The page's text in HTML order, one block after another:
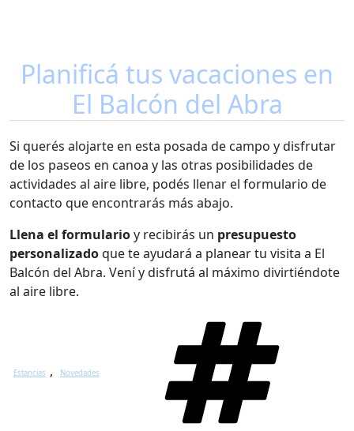
Planificá tus vacaciones en
El Balcón del Abra
Si querés alojarte en esta posada de campo y disfrutar
de los paseos en canoa y las otras posibilidades de
actividades al aire libre, podés llenar el formulario de
contacto que encontrarás más abajo.
Llena el formularioy recibirás un presupuesto
personalizadoque te ayudará a planear tu visita a El
Balcón del Abra. Vení y disfrutá al máximo divirtiéndote
al aire libre.
Estancias , Novedades